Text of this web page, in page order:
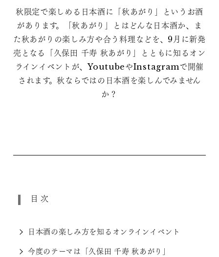
秋限定で楽しめる日本酒に「秋あがり」というお酒
があります。「秋あがり」とはどんな日本酒か、ま
た秋あがりの楽しみ方や合う料理などを、9月に新発
売となる「久保田 千寿 秋あがり」とともに知るオン
ラインイベントが、YoutubeやInstagramで開催
されます。秋ならではの日本酒を楽しんでみません
か？
目次
日本酒の楽しみ方を知るオンラインイベント
今度のテーマは「久保田 千寿 秋あがり」